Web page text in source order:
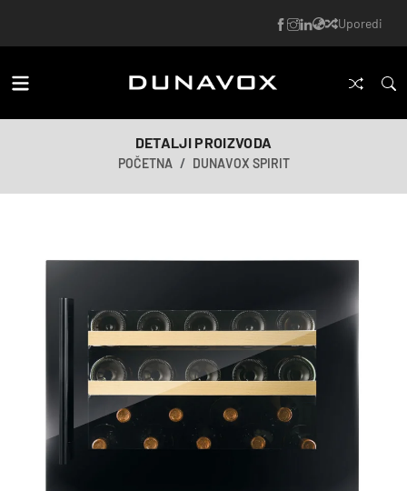
Uporedi
DETALJI PROIZVODA
POČETNA DUNAVOX SPIRIT